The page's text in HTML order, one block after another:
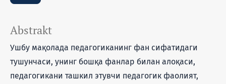
Abstrakt
Ушбу мақолада педагогиканинг фан сифатидаги
тушунчаси, унинг бошқа фанлар билан алоқаси,
педагогикани ташкил этувчи педагогик фаолият,